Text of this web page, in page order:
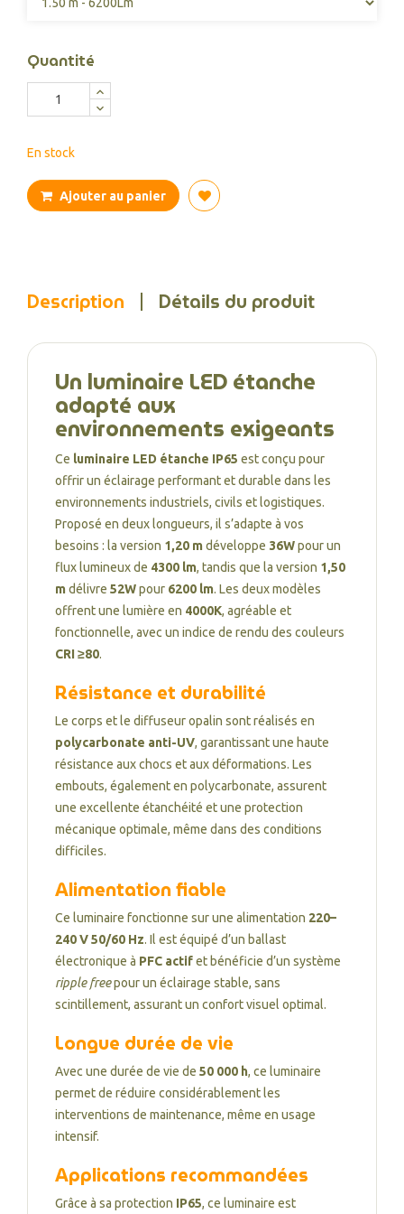
Quantité
En stock
Ajouter au panier
Description Détails du produit
Un luminaire LED étanche
adapté aux
environnements exigeants
Ce luminaire LED étanche IP65 est conçu pour
offrir un éclairage performant et durable dans les
environnements industriels, civils et logistiques.
Proposé en deux longueurs, il s’adapte à vos
besoins : la version 1,20 mdéveloppe 36Wpour un
flux lumineux de 4300 lm, tandis que la version 1,50
mdélivre 52Wpour 6200 lm. Les deux modèles
offrent une lumière en 4000K, agréable et
fonctionnelle, avec un indice de rendu des couleurs
CRI ≥80.
Résistance et durabilité
Le corps et le diffuseur opalin sont réalisés en
polycarbonate anti-UV, garantissant une haute
résistance aux chocs et aux déformations. Les
embouts, également en polycarbonate, assurent
une excellente étanchéité et une protection
mécanique optimale, même dans des conditions
difficiles.
Alimentation fiable
Ce luminaire fonctionne sur une alimentation 220–
240 V 50/60 Hz. Il est équipé d’un ballast
électronique à PFC actifet bénéficie d’un système
ripple freepour un éclairage stable, sans
scintillement, assurant un confort visuel optimal.
Longue durée de vie
Avec une durée de vie de 50 000 h, ce luminaire
permet de réduire considérablement les
interventions de maintenance, même en usage
intensif.
Applications recommandées
Grâce à sa protection IP65, ce luminaire est